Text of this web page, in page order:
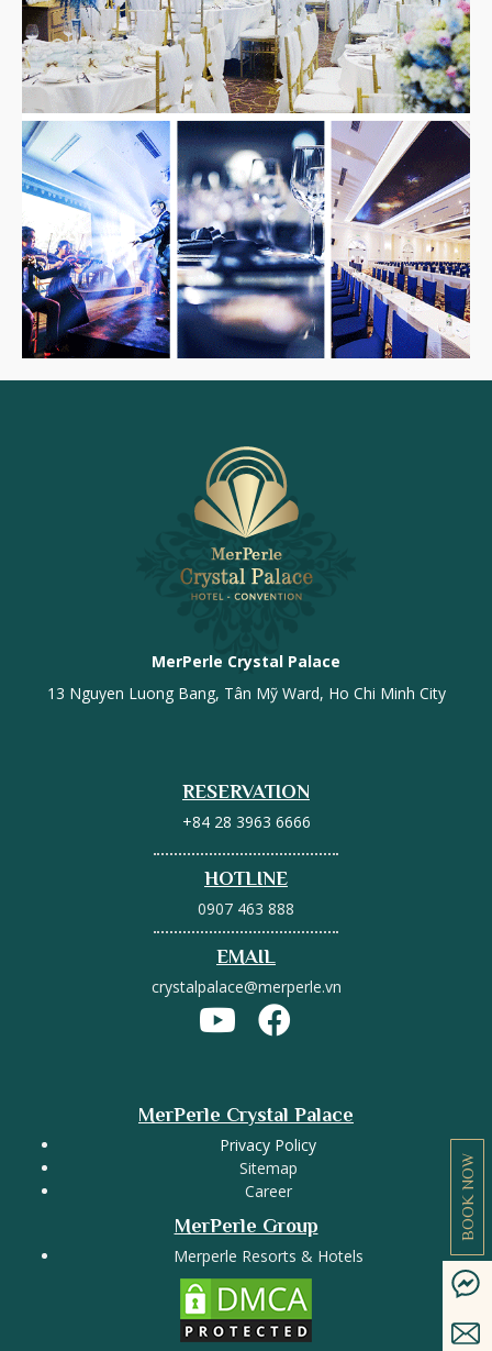
MerPerle Crystal Palace
13 Nguyen Luong Bang, Tân Mỹ Ward, Ho Chi Minh City
RESERVATION
+84 28 3963 6666
HOTLINE
0907 463 888
EMAIL
crystalpalace@merperle.vn
MerPerle Crystal Palace
Privacy Policy
Sitemap
Career
MerPerle Group
Merperle Resorts & Hotels
BOOK NOW